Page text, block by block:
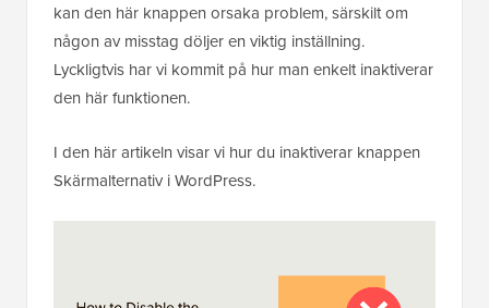
kan den här knappen orsaka problem, särskilt om
någon av misstag döljer en viktig inställning.
Lyckligtvis har vi kommit på hur man enkelt inaktiverar
den här funktionen.
I den här artikeln visar vi hur du inaktiverar knappen
Skärmalternativ i WordPress.